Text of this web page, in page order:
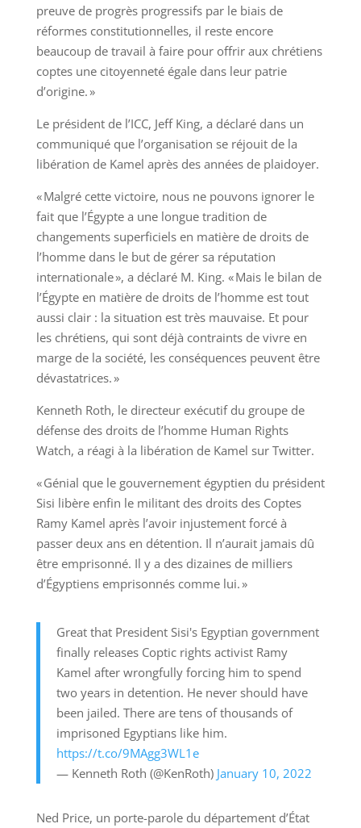
preuve de progrès progressifs par le biais de
réformes constitutionnelles, il reste encore
beaucoup de travail à faire pour offrir aux chrétiens
coptes une citoyenneté égale dans leur patrie
d’origine. »
Le président de l’ICC, Jeff King, a déclaré dans un
communiqué que l’organisation se réjouit de la
libération de Kamel après des années de plaidoyer.
« Malgré cette victoire, nous ne pouvons ignorer le
fait que l’Égypte a une longue tradition de
changements superficiels en matière de droits de
l’homme dans le but de gérer sa réputation
internationale », a déclaré M. King. « Mais le bilan de
l’Égypte en matière de droits de l’homme est tout
aussi clair : la situation est très mauvaise. Et pour
les chrétiens, qui sont déjà contraints de vivre en
marge de la société, les conséquences peuvent être
dévastatrices. »
Kenneth Roth, le directeur exécutif du groupe de
défense des droits de l’homme Human Rights
Watch, a réagi à la libération de Kamel sur Twitter.
« Génial que le gouvernement égyptien du président
Sisi libère enfin le militant des droits des Coptes
Ramy Kamel après l’avoir injustement forcé à
passer deux ans en détention. Il n’aurait jamais dû
être emprisonné. Il y a des dizaines de milliers
d’Égyptiens emprisonnés comme lui. »
Great that President Sisi's Egyptian government
finally releases Coptic rights activist Ramy
Kamel after wrongfully forcing him to spend
two years in detention. He never should have
been jailed. There are tens of thousands of
imprisoned Egyptians like him.
https://t.co/9MAgg3WL1e
— Kenneth Roth (@KenRoth) January 10, 2022
Ned Price, un porte-parole du département d’État